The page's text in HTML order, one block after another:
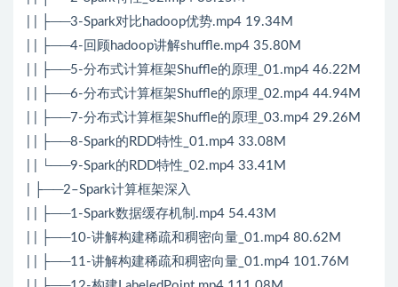
| | ├──3-Spark对比hadoop优势.mp4 19.34M
| | ├──4-回顾hadoop讲解shuffle.mp4 35.80M
| | ├──5-分布式计算框架Shuffle的原理_01.mp4 46.22M
| | ├──6-分布式计算框架Shuffle的原理_02.mp4 44.94M
| | ├──7-分布式计算框架Shuffle的原理_03.mp4 29.26M
| | ├──8-Spark的RDD特性_01.mp4 33.08M
| | └──9-Spark的RDD特性_02.mp4 33.41M
| ├──2–Spark计算框架深入
| | ├──1-Spark数据缓存机制.mp4 54.43M
| | ├──10-讲解构建稀疏和稠密向量_01.mp4 80.62M
| | ├──11-讲解构建稀疏和稠密向量_01.mp4 101.76M